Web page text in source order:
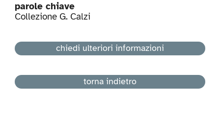
parole chiave
Collezione G. Calzi
chiedi ulteriori informazioni
torna indietro